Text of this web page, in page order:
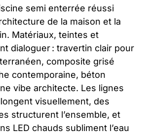
semi enterrée réussi
de la maison et la
Matériaux, teintes et
dialoguer : travertin clair pour
composite grisé
contemporaine, béton
vibe architecte. Les lignes
visuellement, des
structurent l’ensemble, et
LED chauds subliment l’eau